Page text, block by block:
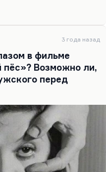
очень неровная
Бунюэля. Люблю его,
насмешливую и, в
интонацию. Я
лейтмотивов — как
в «Андалузском
— тут спорить не
мне очень…
3 года назад
в фильме
Возможно ли,
перед